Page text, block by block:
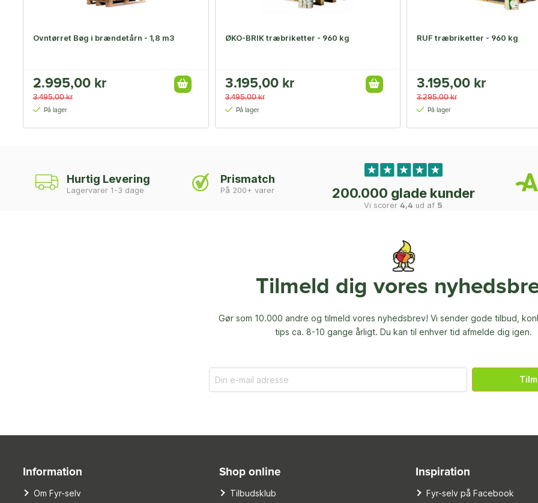
Ovntørret Bøg i brændetårn - 1,8 m3
2.995,00 kr
3.495,00 kr
På lager
ØKO-BRIK træbriketter - 960 kg
3.195,00 kr
3.495,00 kr
På lager
RUF træbriketter - 960 kg
3.195,00 kr
3.295,00 kr
På lager
Hurtig Levering
Lagervarer 1-3 dage
Prismatch
På 200+ varer 200.000 glade kunder
Vi scorer4,4 ud af 5
Tilmeld dig vores
Gør som 10.000 andre og tilmeld vores nyhedsbrev! Vi sender gode tilbud,
tips ca. 8-10 gange årligt. Du kan til enhver tid afmelde dig igen.
Information
Om Fyr-selv
Shop online
Tilbudsklub
Inspiration
Fyr-selv på Facebook